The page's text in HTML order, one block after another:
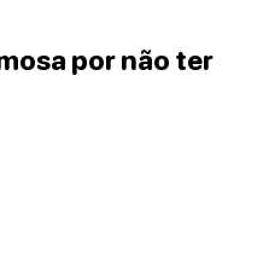
por não ter